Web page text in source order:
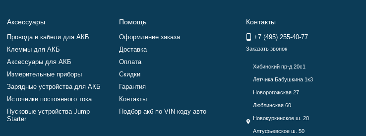
Аксессуары
Провода и кабели для АКБ
Клеммы для АКБ
Аксессуары для АКБ
Измерительные приборы
Зарядные устройства для АКБ
Источники постоянного тока
Пусковые устройства Jump
Starter
Помощь
Оформление заказа
Доставка
Оплата
Скидки
Гарантия
Контакты
Подбор акб по VIN коду авто
Контакты
+7 (495) 255-40-77
Заказать звонок
Хибинский пр-д 20с1
Летчика Бабушкина 1к3
Новорогожская 27
Люблинская 60
Новокуркинское ш. 20
Алтуфьевское ш. 50